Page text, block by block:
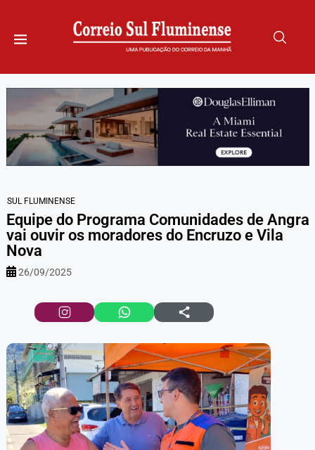
SUL FLUMINENSE
Equipe do Programa Comunidades de Angra
vai ouvir os moradores do Encruzo e Vila
Nova
26/09/2025